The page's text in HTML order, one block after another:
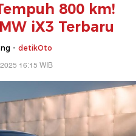
800 km!
iX3 Terbaru
- detikOto
16:15 WIB